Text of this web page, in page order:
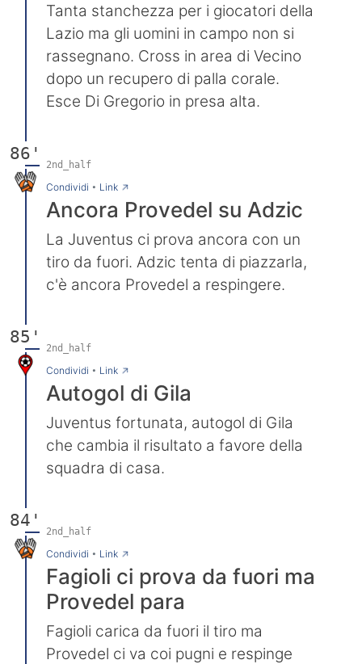
Tanta stanchezza per i giocatori della
Lazio ma gli uomini in campo non si
rassegnano. Cross in area di Vecino
dopo un recupero di palla corale.
Esce Di Gregorio in presa alta.
86'
2nd_half
Condividi • Link→
Ancora Provedel su Adzic
La Juventus ci prova ancora con un
tiro da fuori. Adzic tenta di piazzarla,
c'è ancora Provedel a respingere.
85'
2nd_half
Condividi • Link→
Autogol di Gila
Juventus fortunata, autogol di Gila
che cambia il risultato a favore della
squadra di casa.
84'
2nd_half
Condividi • Link→
Fagioli ci prova da fuori ma
Provedel para
Fagioli carica da fuori il tiro ma
Provedel ci va coi pugni e respinge